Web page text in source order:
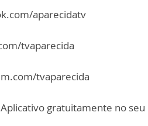
aparecidatv
tvaparecida
tvaparecida
gratuitamente no